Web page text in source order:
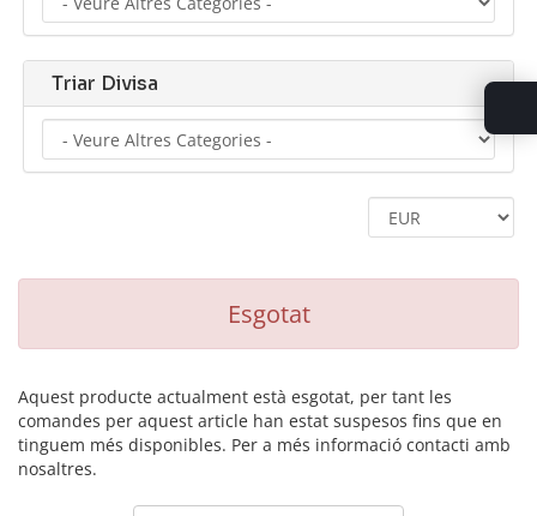
Triar Divisa
Esgotat
Aquest producte actualment està esgotat, per tant les
comandes per aquest article han estat suspesos fins que en
tinguem més disponibles. Per a més informació contacti amb
nosaltres.